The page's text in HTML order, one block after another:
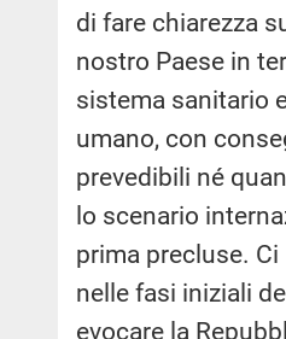
di fare chiarezza
nostro Paese in
sistema sanitario
umano, con
prevedibili né
lo scenario
prima precluse.
nelle fasi iniziali
evocare la